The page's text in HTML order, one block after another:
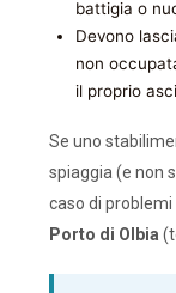
battigia o
Devono
non
il proprio
Se uno
spiaggia (e non
caso di
Porto di Olbia